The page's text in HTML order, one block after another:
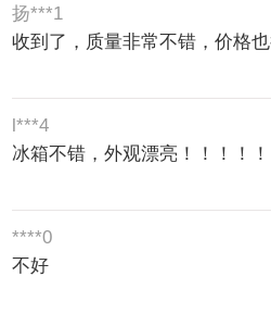
扬***1
收到了，质量非常不错，价格
l***4
冰箱不错，外观漂亮！！！！！
****0
不好